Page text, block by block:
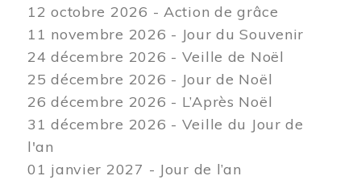
12 octobre 2026 - Action de grâce
11 novembre 2026 - Jour du Souvenir
24 décembre 2026 - Veille de Noël
25 décembre 2026 - Jour de Noël
26 décembre 2026 - L’Après Noël
31 décembre 2026 - Veille du Jour de
l'an
01 janvier 2027 - Jour de l’an